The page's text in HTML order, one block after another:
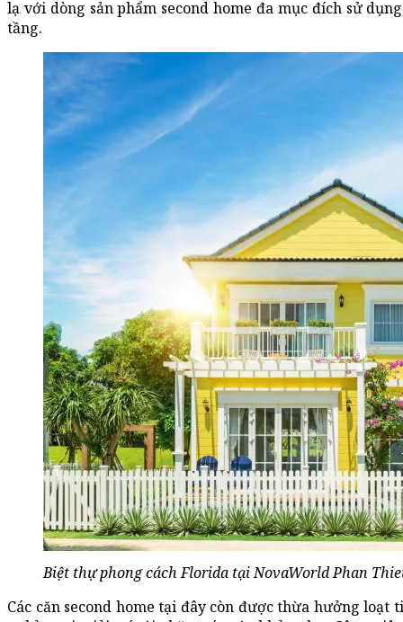
lạ với dòng sản phẩm second home đa mục đích sử
tầng.
Biệt thự phong cách Florida tại NovaWorld Phan
Các căn second home tại đây còn được thừa hưởng